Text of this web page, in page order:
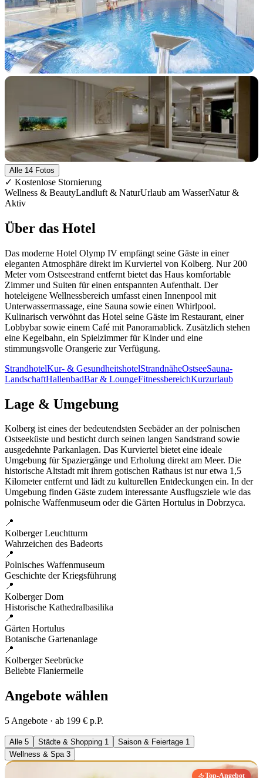
Alle 14 Fotos
✓ Kostenlose Stornierung
Wellness & BeautyLandluft & NaturUrlaub am WasserNatur &
Aktiv
Über das Hotel
Das moderne Hotel Olymp IV empfängt seine Gäste in einer
eleganten Atmosphäre direkt im Kurviertel von Kolberg. Nur 200
Meter vom Ostseestrand entfernt bietet das Haus komfortable
Zimmer und Suiten für einen entspannten Aufenthalt. Der
hoteleigene Wellnessbereich umfasst einen Innenpool mit
Unterwassermassage, eine Sauna sowie einen Whirlpool.
Kulinarisch verwöhnt das Hotel seine Gäste im Restaurant, einer
Lobbybar sowie einem Café mit Panoramablick. Zusätzlich stehen
eine Kegelbahn, ein Spielzimmer für Kinder und eine
stimmungsvolle Orangerie zur Verfügung.
StrandhotelKur- & GesundheitshotelStrandnäheOstseeSauna-
LandschaftHallenbadBar & LoungeFitnessbereichKurzurlaub
Lage & Umgebung
Kolberg ist eines der bedeutendsten Seebäder an der polnischen
Ostseeküste und besticht durch seinen langen Sandstrand sowie
ausgedehnte Parkanlagen. Das Kurviertel bietet eine ideale
Umgebung für Spaziergänge und Erholung direkt am Meer. Die
historische Altstadt mit ihrem gotischen Rathaus ist nur etwa 1,5
Kilometer entfernt und lädt zu kulturellen Entdeckungen ein. In der
Umgebung finden Gäste zudem interessante Ausflugsziele wie das
polnische Waffenmuseum oder die Gärten Hortulus in Dobrzyca.
📍
Kolberger Leuchtturm
Wahrzeichen des Badeorts
📍
Polnisches Waffenmuseum
Geschichte der Kriegsführung
📍
Kolberger Dom
Historische Kathedralbasilika
📍
Gärten Hortulus
Botanische Gartenanlage
📍
Kolberger Seebrücke
Beliebte Flaniermeile
Angebote wählen
5 Angebote · ab 199 € p.P.
Alle 5 Städte & Shopping 1 Saison & Feiertage 1
Wellness & Spa 3
Top-Angebot